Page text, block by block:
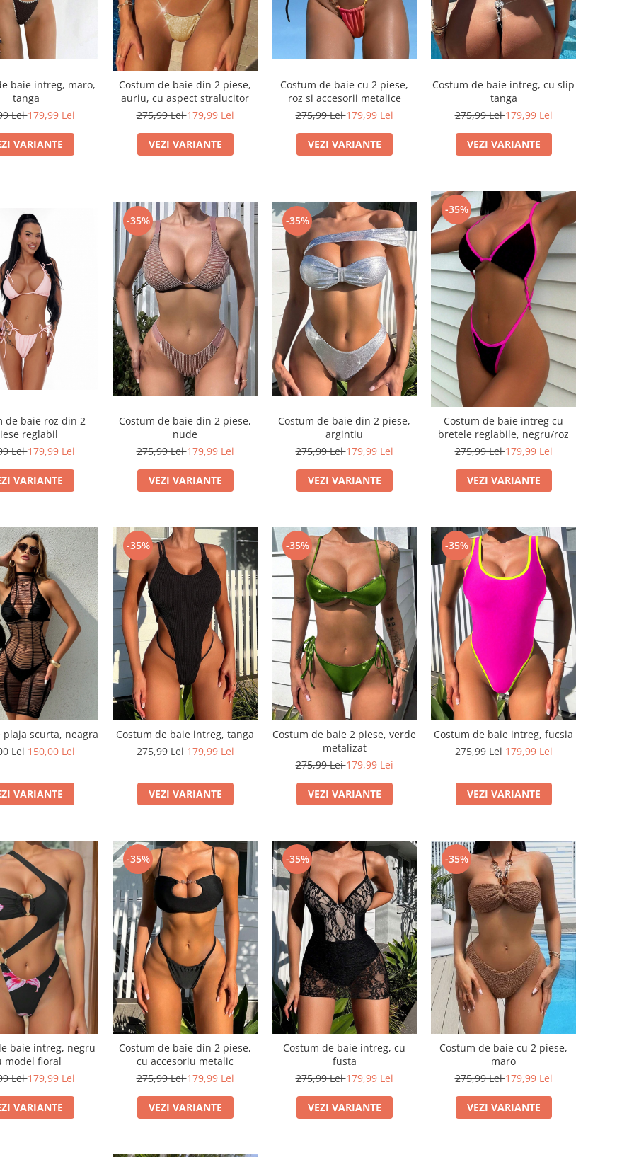
baie intreg, maro,
tanga
Lei179,99 Lei
VARIANTE
Costum de baie din 2 piese,
auriu, cu aspect stralucitor
275,99 Lei179,99 Lei
VEZI VARIANTE
Costum de baie cu 2 piese,
roz si accesorii metalice
275,99 Lei179,99 Lei
VEZI VARIANTE
Costum de baie intreg, cu slip
tanga
275,99 Lei179,99 Lei
VEZI VARIANTE
de baie roz din 2
reglabil
Lei179,99 Lei
VARIANTE
-35%
Costum de baie din 2 piese,
nude
275,99 Lei179,99 Lei
VEZI VARIANTE
-35%
Costum de baie din 2 piese,
argintiu
275,99 Lei179,99 Lei
VEZI VARIANTE
-35%
Costum de baie intreg cu
bretele reglabile, negru/roz
275,99 Lei179,99 Lei
VEZI VARIANTE
plaja scurta, neagra
Lei150,00 Lei
VARIANTE
-35%
Costum de baie intreg, tanga
275,99 Lei179,99 Lei
VEZI VARIANTE
-35%
Costum de baie 2 piese, verde
metalizat
275,99 Lei179,99 Lei
VEZI VARIANTE
-35%
Costum de baie intreg, fucsia
275,99 Lei179,99 Lei
VEZI VARIANTE
baie intreg, negru
model floral
Lei179,99 Lei
VARIANTE
-35%
Costum de baie din 2 piese,
cu accesoriu metalic
275,99 Lei179,99 Lei
VEZI VARIANTE
-35%
Costum de baie intreg, cu
fusta
275,99 Lei179,99 Lei
VEZI VARIANTE
-35%
Costum de baie cu 2 piese,
maro
275,99 Lei179,99 Lei
VEZI VARIANTE